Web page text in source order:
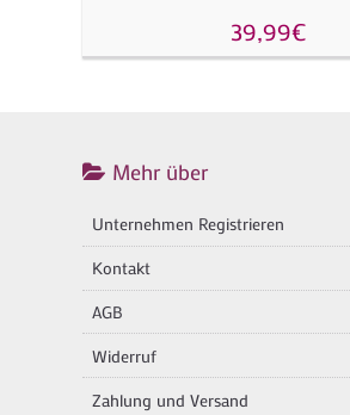
39,99€
Mehr über
Unternehmen Registrieren
Kontakt
AGB
Widerruf
Zahlung und Versand